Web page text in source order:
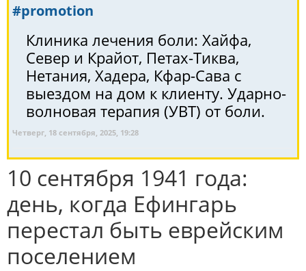
#promotion
Клиника лечения боли: Хайфа,
Север и Крайот, Петах-Тиква,
Нетания, Хадера, Кфар-Сава с
выездом на дом к клиенту. Ударно-
волновая терапия (УВТ) от боли.
Четверг, 18 сентября, 2025, 19:28
10 сентября 1941 года:
день, когда Ефингарь
перестал быть еврейским
поселением